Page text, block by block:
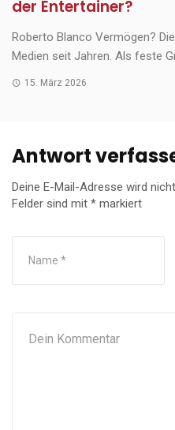
der Entertainer?
Roberto Blanco Vermögen?
Medien seit Jahren. Als feste
15. März 2026
Antwort
Deine E-Mail-Adresse wird
Felder sind mit * markiert